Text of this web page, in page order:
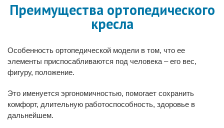
Преимущества ортопедического
кресла
Особенность ортопедической модели в том, что ее
элементы приспосабливаются под человека – его вес,
фигуру, положение.
Это именуется эргономичностью, помогает сохранить
комфорт, длительную работоспособность, здоровье в
дальнейшем.